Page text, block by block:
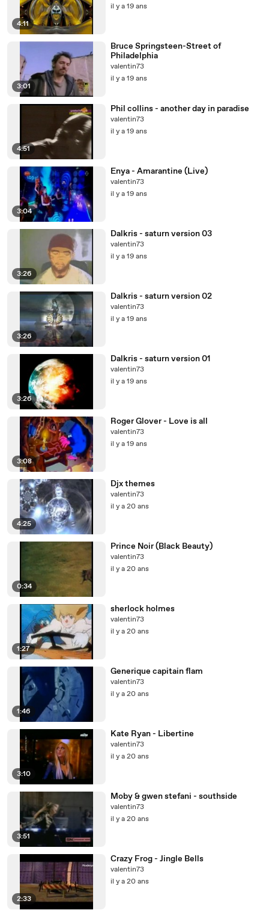
4:11
il y a 19 ans
3:01
Bruce Springsteen-Street of
Philadelphia
valentin73
il y a 19 ans
4:51
Phil collins - another day in paradise
valentin73
il y a 19 ans
3:04
Enya - Amarantine (Live)
valentin73
il y a 19 ans
3:26
Dalkris - saturn version 03
valentin73
il y a 19 ans
3:26
Dalkris - saturn version 02
valentin73
il y a 19 ans
3:26
Dalkris - saturn version 01
valentin73
il y a 19 ans
3:08
Roger Glover - Love is all
valentin73
il y a 19 ans
4:25
Djx themes
valentin73
il y a 20 ans
0:34
Prince Noir (Black Beauty)
valentin73
il y a 20 ans
1:27
sherlock holmes
valentin73
il y a 20 ans
1:46
Generique capitain flam
valentin73
il y a 20 ans
3:10
Kate Ryan - Libertine
valentin73
il y a 20 ans
3:51
Moby & gwen stefani - southside
valentin73
il y a 20 ans
2:33
Crazy Frog - Jingle Bells
valentin73
il y a 20 ans